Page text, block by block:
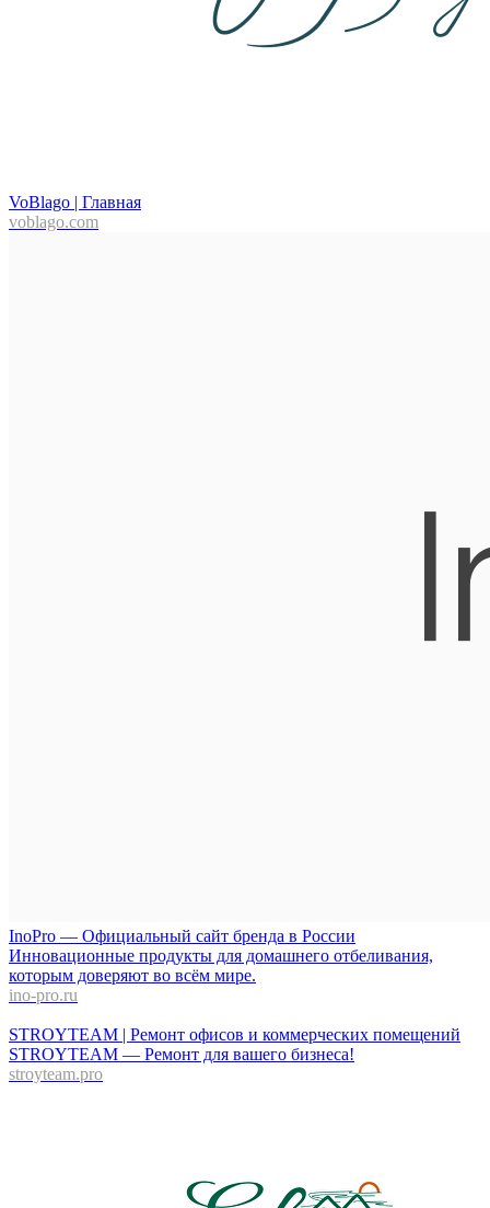
VoBlago | Главная
voblago.com
InoPro — Официальный сайт бренда в России
Инновационные продукты для домашнего отбеливания,
которым доверяют во всём мире.
ino-pro.ru
STROYTEAM | Ремонт офисов и коммерческих помещений
STROYTEAM — Ремонт для вашего бизнеса!
stroyteam.pro